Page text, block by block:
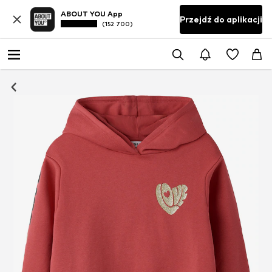
ABOUT YOU App
(152 700) Przejdź do aplikacji